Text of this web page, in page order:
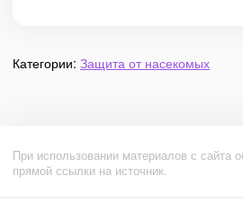
Категории: Защита от насекомых
При использовании материалов с сайта
прямой ссылки на источник.